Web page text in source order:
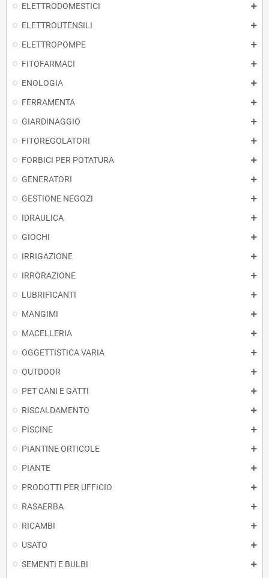
ELETTRODOMESTICI
ELETTROUTENSILI
ELETTROPOMPE
FITOFARMACI
ENOLOGIA
FERRAMENTA
GIARDINAGGIO
FITOREGOLATORI
FORBICI PER POTATURA
GENERATORI
GESTIONE NEGOZI
IDRAULICA
GIOCHI
IRRIGAZIONE
IRRORAZIONE
LUBRIFICANTI
MANGIMI
MACELLERIA
OGGETTISTICA VARIA
OUTDOOR
PET CANI E GATTI
RISCALDAMENTO
PISCINE
PIANTINE ORTICOLE
PIANTE
PRODOTTI PER UFFICIO
RASAERBA
RICAMBI
USATO
SEMENTI E BULBI